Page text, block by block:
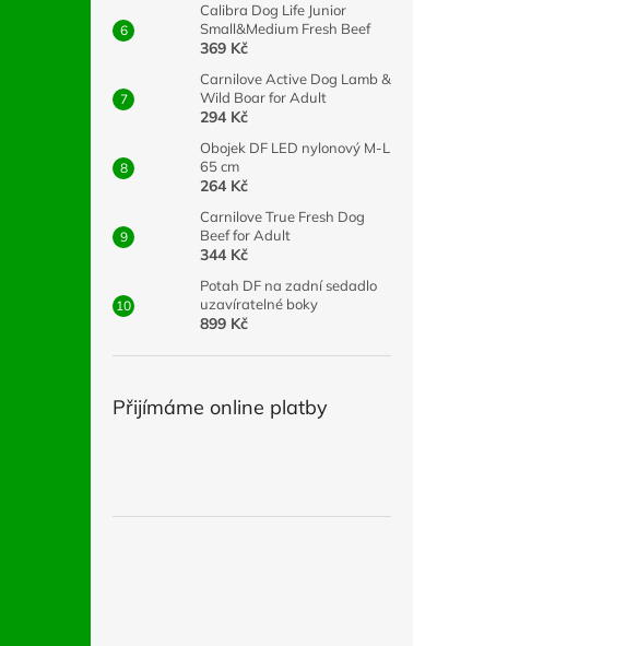
Calibra Dog Life Junior
Small&Medium Fresh Beef
369 Kč
Carnilove Active Dog Lamb &
Wild Boar for Adult
294 Kč
Obojek DF LED nylonový M-L
65 cm
264 Kč
Carnilove True Fresh Dog
Beef for Adult
344 Kč
Potah DF na zadní sedadlo
uzavíratelné boky
899 Kč
Přijímáme online platby